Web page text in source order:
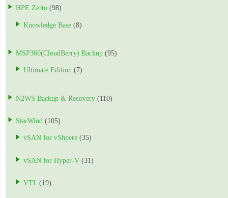
HPE Zerto (98)
Knowledge Base (8)
MSP360(CloudBerry) Backup (95)
Ultimate Edition (7)
N2WS Backup & Recovery (110)
StarWind (105)
vSAN for vShpere (35)
vSAN for Hyper-V (31)
VTL (19)